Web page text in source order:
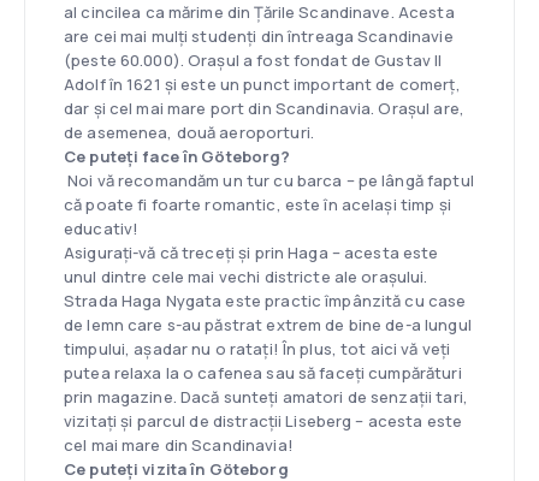
al cincilea ca mărime din Țările Scandinave. Acesta
are cei mai mulți studenți din întreaga Scandinavie
(peste 60.000). Orașul a fost fondat de Gustav II
Adolf în 1621 și este un punct important de comerț,
dar și cel mai mare port din Scandinavia. Orașul are,
de asemenea, două aeroporturi.
Ce puteți face în Göteborg?
Noi vă recomandăm un tur cu barca – pe lângă faptul
că poate fi foarte romantic, este în același timp și
educativ!
Asigurați-vă că treceți și prin Haga – acesta este
unul dintre cele mai vechi districte ale orașului.
Strada Haga Nygata este practic împânzită cu case
de lemn care s-au păstrat extrem de bine de-a lungul
timpului, așadar nu o ratați! În plus, tot aici vă veți
putea relaxa la o cafenea sau să faceți cumpărături
prin magazine. Dacă sunteți amatori de senzații tari,
vizitați și parcul de distracții Liseberg – acesta este
cel mai mare din Scandinavia!
Ce puteți vizita în Göteborg